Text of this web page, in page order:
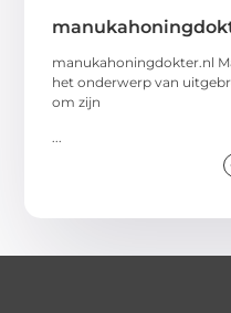
manukahoningdokter.nl
het onderwerp van
om zijn